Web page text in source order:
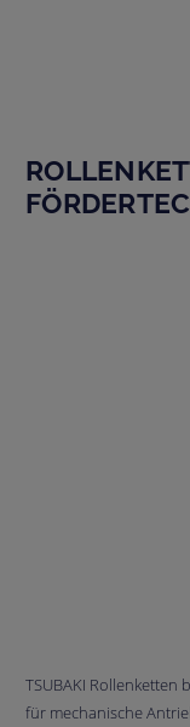
TSUBAKI
für mechanische